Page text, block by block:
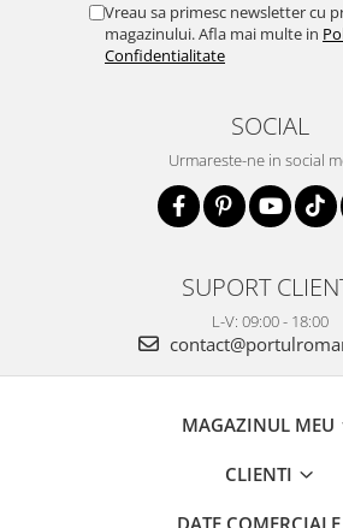
Vreau sa primesc newsletter cu
magazinului. Afla mai multe in
Confidentialitate
SOCIAL
Urmareste-ne in social
SUPORT
L-V: 09:00 - 18:00
MAGAZINUL MEU
CLIENTI
DATE COMERCIALE